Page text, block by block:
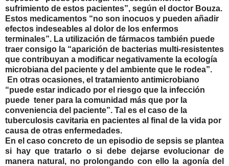
sufrimiento de estos pacientes”, según el doctor Bouza.
Estos medicamentos “no son inocuos y pueden añadir
efectos indeseables al dolor de los enfermos
terminales”. La utilización de fármacos también puede
traer consigo la “aparición de bacterias multi-resistentes
que contribuyan a modificar negativamente la ecología
microbiana del paciente y del ambiente que le rodea”.
En otras ocasiones, el tratamiento antimicrobiano
“puede estar indicado por el riesgo que la infección
puede tener para la comunidad más que por la
conveniencia del paciente”. Tal es el caso de la
tuberculosis cavitaria en pacientes al final de la vida por
causa de otras enfermedades.
En el caso concreto de un episodio de sepsis se plantea
si hay que tratarlo o si debe dejarse evolucionar de
manera natural, no prolongando con ello la agonía del